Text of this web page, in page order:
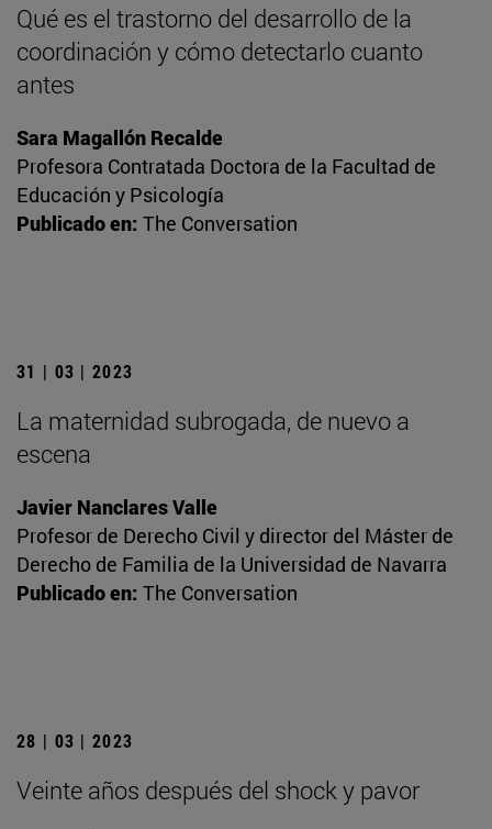
Qué es el trastorno del desarrollo de la
coordinación y cómo detectarlo cuanto
antes
Sara Magallón Recalde
Profesora Contratada Doctora de la Facultad de
Educación y Psicología
Publicado en: The Conversation
31 | 03 | 2023
La maternidad subrogada, de nuevo a
escena
Javier Nanclares Valle
Profesor de Derecho Civil y director del Máster de
Derecho de Familia de la Universidad de Navarra
Publicado en: The Conversation
28 | 03 | 2023
Veinte años después del shock y pavor